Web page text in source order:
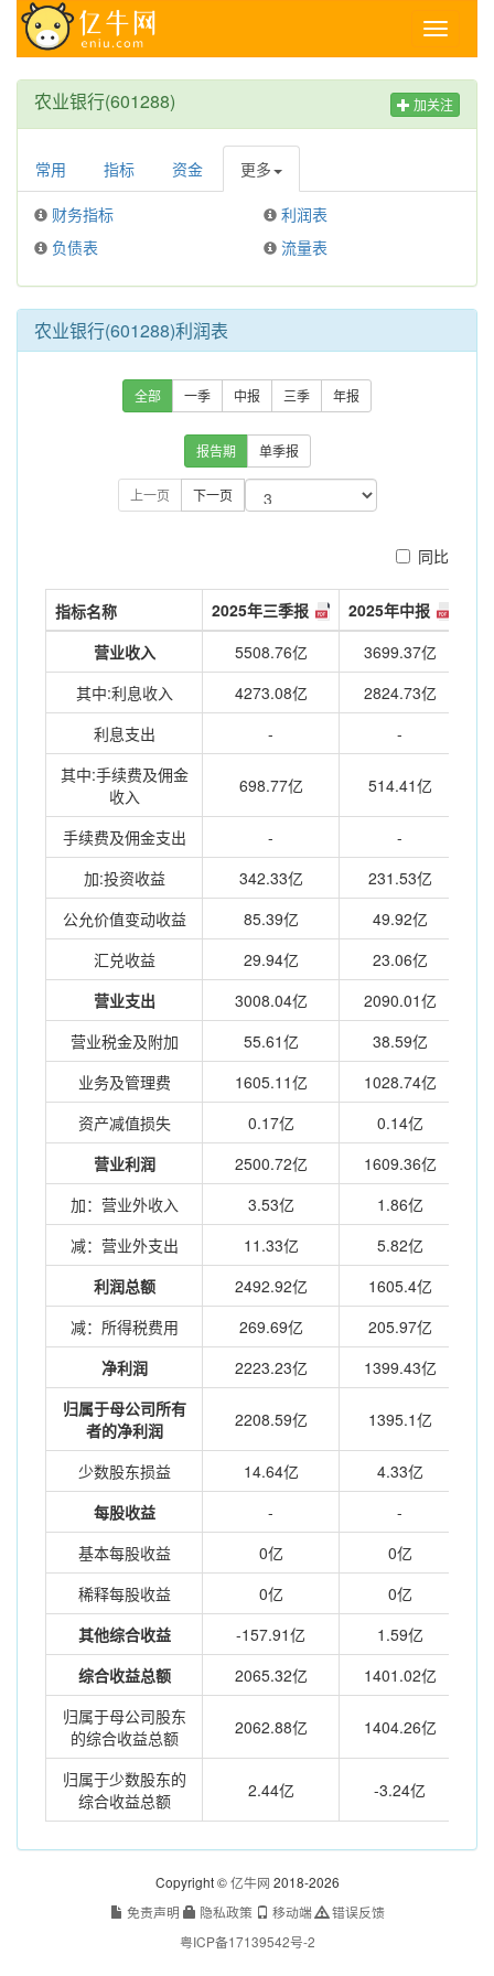
Toggle
农业银行(601288) 加关注
常用 指标 资金 更多
财务指标
利润表
负债表
流量表
农业银行(601288)利润表
全部 一季 中报 三季 年报
报告期 单季报
上一页 下一页
同比
指标名称 2025年三季报
2025年中报
营业收入
5508.76亿
3699.37亿
其中:利息收入
4273.08亿
2824.73亿
利息支出
-
-
其中:手续费及佣金
收入
698.77亿 514.41亿
手续费及佣金支出 -
-
加:投资收益
342.33亿
231.53亿
公允价值变动收益
85.39亿
49.92亿
汇兑收益
29.94亿
23.06亿
营业支出
3008.04亿
2090.01亿
营业税金及附加
55.61亿
38.59亿
业务及管理费
1605.11亿
1028.74亿
资产减值损失
0.17亿
0.14亿
营业利润
2500.72亿
1609.36亿
加：营业外收入
3.53亿
1.86亿
减：营业外支出
11.33亿
5.82亿
利润总额
2492.92亿
1605.4亿
减：所得税费用
269.69亿
205.97亿
净利润
2223.23亿
1399.43亿
归属于母公司所有
者的净利润
2208.59亿 1395.1亿
少数股东损益 14.64亿
4.33亿
每股收益
-
-
基本每股收益
0亿
0亿
稀释每股收益
0亿
0亿
其他综合收益
-157.91亿
1.59亿
综合收益总额
2065.32亿
1401.02亿
归属于母公司股东
的综合收益总额
2062.88亿 1404.26亿
归属于少数股东的
综合收益总额
2.44亿 -3.24亿
Copyright ©亿牛网 2018-2026
免责声明
隐私政策 移动端
错误反馈
粤ICP备17139542号-2